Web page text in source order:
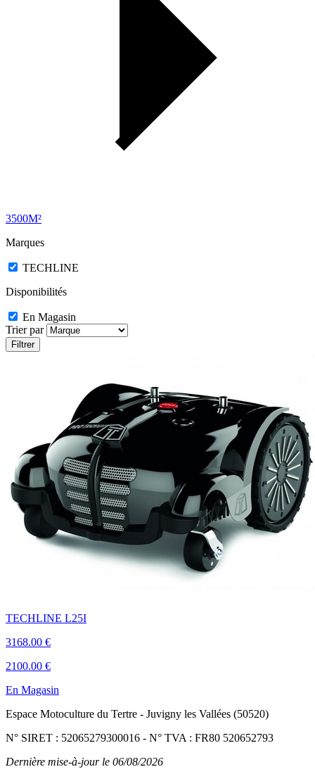
3500M²
Marques
TECHLINE
Disponibilités
En Magasin
Trier par
Filtrer
TECHLINE L25I
3168.00 €
2100.00 €
En Magasin
Espace Motoculture du Tertre - Juvigny les Vallées (50520)
N° SIRET : 52065279300016 - N° TVA : FR80 520652793
Dernière mise-à-jour le 06/08/2026